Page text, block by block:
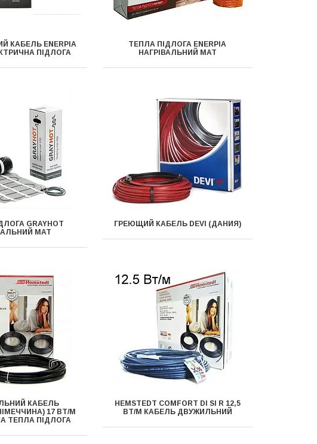
КАБЕЛЬ ENERPIA
ПІДЛОГА
ТЕПЛА ПІДЛОГА ENERPIA
НАГРІВАЛЬНИЙ МАТ
GRAYHOT
МАТ
ГРЕЮЩИЙ КАБЕЛЬ DEVI (ДАНИЯ)
КАБЕЛЬ
17 ВТ/М
ТЕПЛА ПІДЛОГА
HEMSTEDT COMFORT DI SI R 12,5
ВТ/М КАБЕЛЬ ДВУЖИЛЬНИЙ